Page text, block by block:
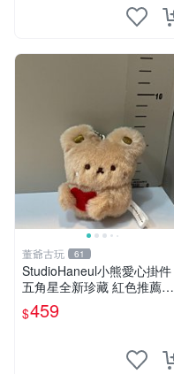
董爺古玩 61
StudioHaneul小熊愛心掛件
五角星全新珍藏 紅色推薦收
藏 玩具掛飾 掛件 新品
$459